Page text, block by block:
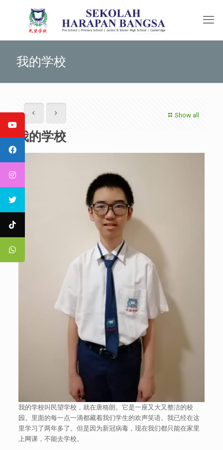
我的学校
Show all
我的学校
我的学校叫民望学校，就在唐格朗。它是一座又大又整洁的校
园。里面的每一点一滴都藏着我们学生的欢声笑语。我已经在这
里学习了两年多了。但是因为新冠病毒，现在我们都只能在家里
上网课，不能去学校。